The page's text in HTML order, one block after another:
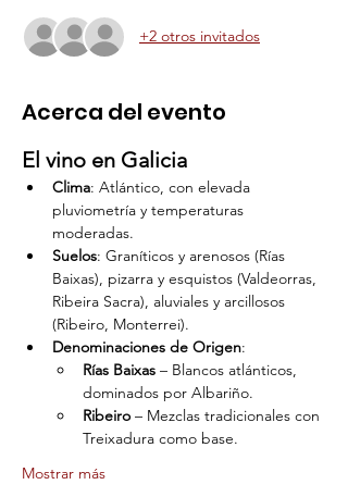
+2 otros invitados
Acerca del evento
El vino en Galicia
Clima: Atlántico, con elevada
pluviometría y temperaturas
moderadas.
Suelos: Graníticos y arenosos (Rías
Baixas), pizarra y esquistos (Valdeorras,
Ribeira Sacra), aluviales y arcillosos
(Ribeiro, Monterrei).
Denominaciones de Origen:
Rías Baixas – Blancos atlánticos,
dominados por Albariño.
Ribeiro – Mezclas tradicionales con
Treixadura como base.
Mostrar más